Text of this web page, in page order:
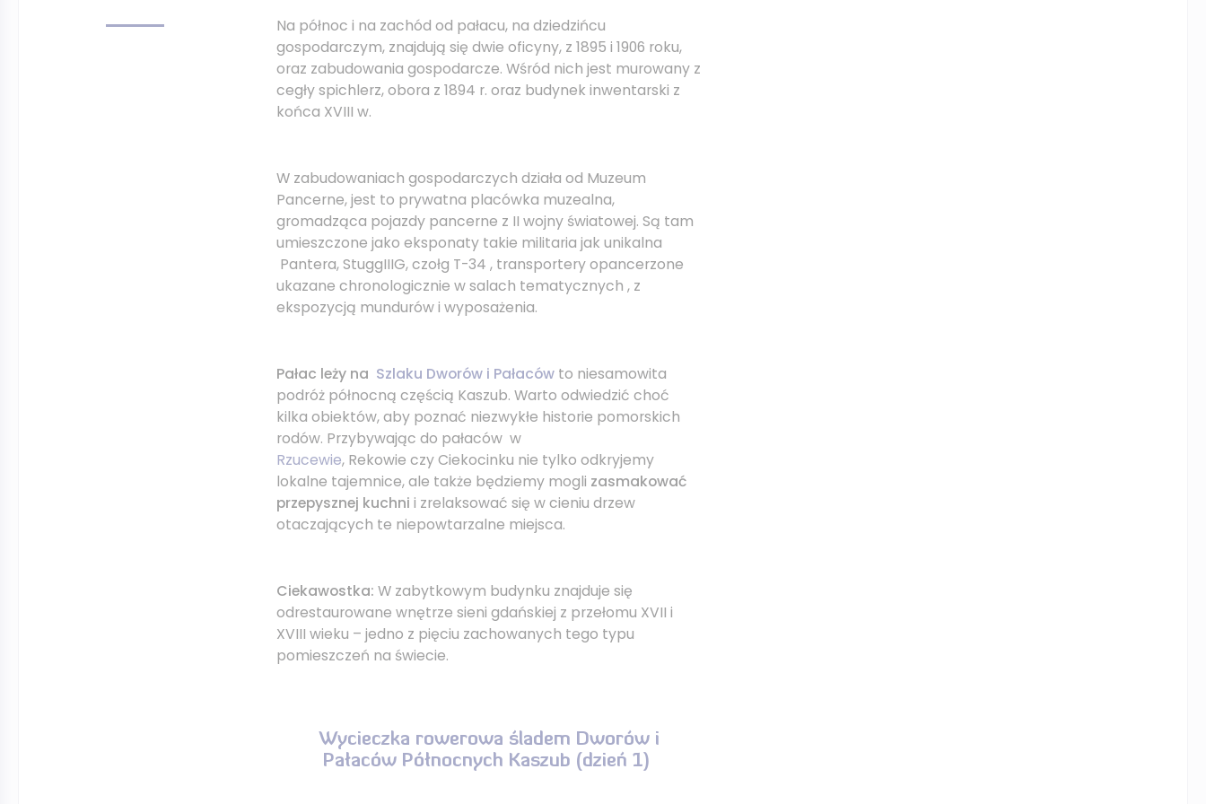
Na północ i na zachód od pałacu, na dziedzińcu
gospodarczym, znajdują się dwie oficyny, z 1895 i 1906 roku,
oraz zabudowania gospodarcze. Wśród nich jest murowany z
cegły spichlerz, obora z 1894 r. oraz budynek inwentarski z
końca XVIII w.
W zabudowaniach gospodarczych działa od Muzeum
Pancerne, jest to prywatna placówka muzealna,
gromadząca pojazdy pancerne z II wojny światowej. Są tam
umieszczone jako eksponaty takie militaria jak unikalna
Pantera, StuggIIIG, czołg T-34 , transportery opancerzone
ukazane chronologicznie w salach tematycznych , z
ekspozycją mundurów i wyposażenia.
Pałac leży na Szlaku Dworów i Pałaców to niesamowita
podróż północną częścią Kaszub. Warto odwiedzić choć
kilka obiektów, aby poznać niezwykłe historie pomorskich
rodów. Przybywając do pałaców w
Rzucewie, Rekowie czy Ciekocinku nie tylko odkryjemy
lokalne tajemnice, ale także będziemy mogli zasmakować
przepysznej kuchni i zrelaksować się w cieniu drzew
otaczających te niepowtarzalne miejsca.
Ciekawostka: W zabytkowym budynku znajduje się
odrestaurowane wnętrze sieni gdańskiej z przełomu XVII i
XVIII wieku – jedno z pięciu zachowanych tego typu
pomieszczeń na świecie.
Wycieczka rowerowa śladem Dworów i
Pałaców Północnych Kaszub (dzień 1)​